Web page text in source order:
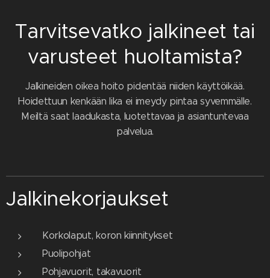
Tarvitsevatko jalkineet tai
varusteet huoltamista?
Jalkineiden oikea hoito pidentää niiden käyttöikää.
Hoidettuun kenkään lika ei imeydy pintaa syvemmälle.
Meiltä saat laadukasta, luotettavaa ja asiantuntevaa
palvelua.
Jalkinekorjaukset
Korkolaput, koron kiinnitykset
Puolipohjat
Pohjavuorit, takavuorit